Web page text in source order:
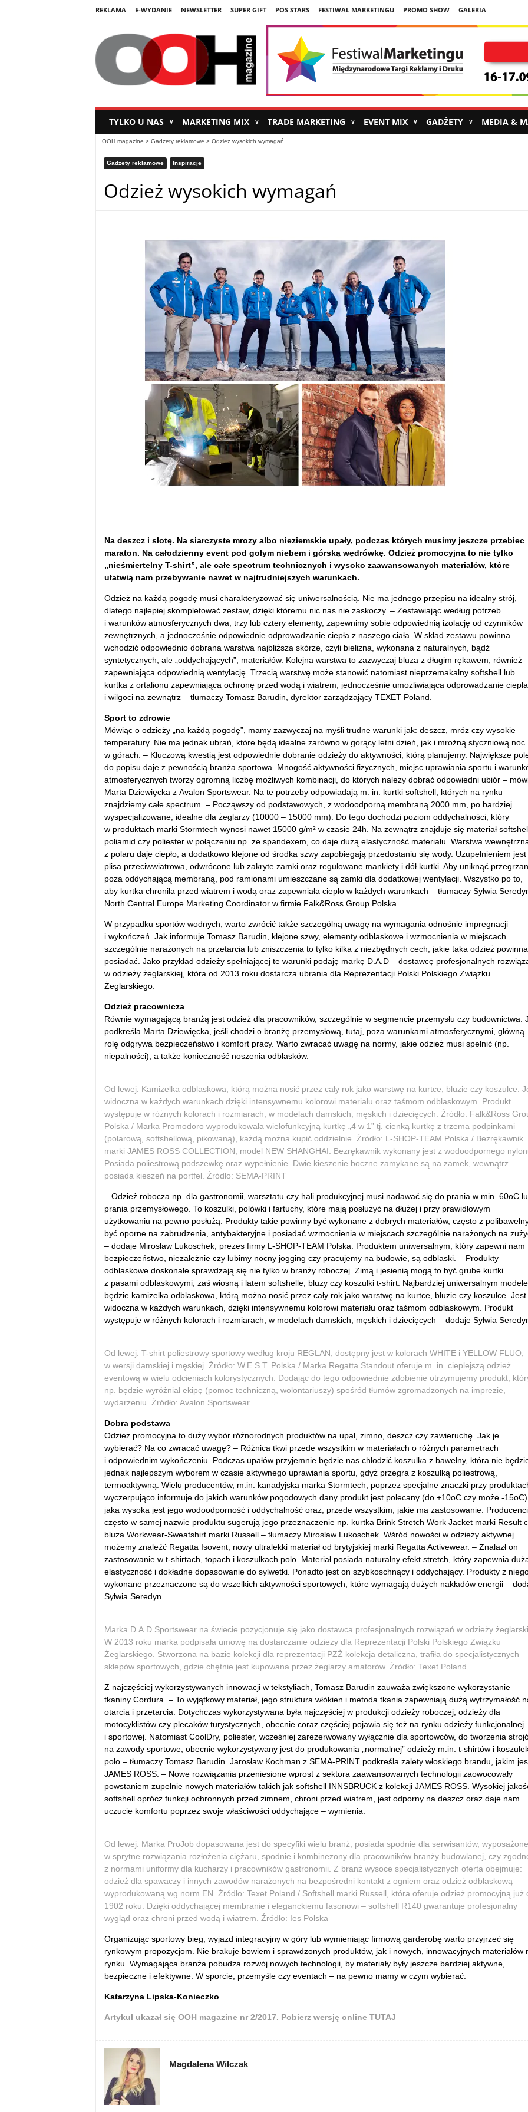
REKLAMA E-WYDANIE NEWSLETTER SUPER GIFT POS STARS FESTIWAL MARKETINGU PROMO SHOW GALERIA
TYLKO U NAS ∨ MARKETING MIX ∨ TRADE MARKETING ∨ EVENT MIX ∨ GADŻETY ∨ MEDIA &
OOH magazine > Gadżety reklamowe > Odzież wysokich wymagań
Gadżety reklamowe Inspiracje
Odzież wysokich wymagań
Na deszcz i słotę. Na siarczyste mrozy albo nieziemskie upały, podczas których musimy jeszcze przebiec
maraton. Na całodzienny event pod gołym niebem i górską wędrówkę. Odzież promocyjna to nie tylko
„nieśmiertelny T-shirt”, ale całe spectrum technicznych i wysoko zaawansowanych materiałów, które
ułatwią nam przebywanie nawet w najtrudniejszych warunkach.
Odzież na każdą pogodę musi charakteryzować się uniwersalnością. Nie ma jednego przepisu na idealny strój,
dlatego najlepiej skompletować zestaw, dzięki któremu nic nas nie zaskoczy. – Zestawiając według potrzeb
i warunków atmosferycznych dwa, trzy lub cztery elementy, zapewnimy sobie odpowiednią izolację od czynników
zewnętrznych, a jednocześnie odpowiednie odprowadzanie ciepła z naszego ciała. W skład zestawu powinna
wchodzić odpowiednio dobrana warstwa najbliższa skórze, czyli bielizna, wykonana z naturalnych, bądź
syntetycznych, ale „oddychających”, materiałów. Kolejna warstwa to zazwyczaj bluza z długim rękawem, również
zapewniająca odpowiednią wentylację. Trzecią warstwę może stanowić natomiast nieprzemakalny softshell lub
kurtka z ortalionu zapewniająca ochronę przed wodą i wiatrem, jednocześnie umożliwiająca odprowadzanie ciepła
i wilgoci na zewnątrz – tłumaczy Tomasz Barudin, dyrektor zarządzający TEXET Poland.
Sport to zdrowie
Mówiąc o odzieży „na każdą pogodę”, mamy zazwyczaj na myśli trudne warunki jak: deszcz, mróz czy wysokie
temperatury. Nie ma jednak ubrań, które będą idealne zarówno w gorący letni dzień, jak i mroźną styczniową noc
w górach. – Kluczową kwestią jest odpowiednie dobranie odzieży do aktywności, którą planujemy. Największe
do popisu daje z pewnością branża sportowa. Mnogość aktywności fizycznych, miejsc uprawiania sportu i
atmosferycznych tworzy ogromną liczbę możliwych kombinacji, do których należy dobrać odpowiedni ubiór –
Marta Dziewięcka z Avalon Sportswear. Na te potrzeby odpowiadają m. in. kurtki softshell, których na rynku
znajdziemy całe spectrum. – Począwszy od podstawowych, z wodoodporną membraną 2000 mm, po bardziej
wyspecjalizowane, idealne dla żeglarzy (10000 – 15000 mm). Do tego dochodzi poziom oddychalności, który
w produktach marki Stormtech wynosi nawet 15000 g/m² w czasie 24h. Na zewnątrz znajduje się materiał
poliamid czy poliester w połączeniu np. ze spandexem, co daje dużą elastyczność materiału. Warstwa
z polaru daje ciepło, a dodatkowo klejone od środka szwy zapobiegają przedostaniu się wody. Uzupełnieniem jest
plisa przeciwwiatrowa, odwrócone lub zakryte zamki oraz regulowane mankiety i dół kurtki. Aby uniknąć
poza oddychającą membraną, pod ramionami umieszczane są zamki dla dodatkowej wentylacji. Wszystko po to,
aby kurtka chroniła przed wiatrem i wodą oraz zapewniała ciepło w każdych warunkach – tłumaczy Sylwia
North Central Europe Marketing Coordinator w firmie Falk&Ross Group Polska.
W przypadku sportów wodnych, warto zwrócić także szczególną uwagę na wymagania odnośnie impregnacji
i wykończeń. Jak informuje Tomasz Barudin, klejone szwy, elementy odblaskowe i wzmocnienia w miejscach
szczególnie narażonych na przetarcia lub zniszczenia to tylko kilka z niezbędnych cech, jakie taka odzież powinna
posiadać. Jako przykład odzieży spełniającej te warunki podaję markę D.A.D – dostawcę profesjonalnych
w odzieży żeglarskiej, która od 2013 roku dostarcza ubrania dla Reprezentacji Polski Polskiego Związku
Żeglarskiego.
Odzież pracownicza
Równie wymagającą branżą jest odzież dla pracowników, szczególnie w segmencie przemysłu czy budownictwa.
podkreśla Marta Dziewięcka, jeśli chodzi o branżę przemysłową, tutaj, poza warunkami atmosferycznymi, główną
rolę odgrywa bezpieczeństwo i komfort pracy. Warto zwracać uwagę na normy, jakie odzież musi spełnić (np.
niepalności), a także konieczność noszenia odblasków.
Od lewej: Kamizelka odblaskowa, którą można nosić przez cały rok jako warstwę na kurtce, bluzie czy koszulce.
widoczna w każdych warunkach dzięki intensywnemu kolorowi materiału oraz taśmom odblaskowym. Produkt
występuje w różnych kolorach i rozmiarach, w modelach damskich, męskich i dziecięcych. Źródło: Falk&Ross
Polska / Marka Promodoro wyprodukowała wielofunkcyjną kurtkę „4 w 1” tj. cienką kurtkę z trzema podpinkami
(polarową, softshellową, pikowaną), każdą można kupić oddzielnie. Źródło: L-SHOP-TEAM Polska / Bezrękawnik
marki JAMES ROSS COLLECTION, model NEW SHANGHAI. Bezrękawnik wykonany jest z wodoodpornego
Posiada poliestrową podszewkę oraz wypełnienie. Dwie kieszenie boczne zamykane są na zamek, wewnątrz
posiada kieszeń na portfel. Źródło: SEMA-PRINT
– Odzież robocza np. dla gastronomii, warsztatu czy hali produkcyjnej musi nadawać się do prania w min. 60oC
prania przemysłowego. To koszulki, polówki i fartuchy, które mają posłużyć na dłużej i przy prawidłowym
użytkowaniu na pewno posłużą. Produkty takie powinny być wykonane z dobrych materiałów, często z
być oporne na zabrudzenia, antybakteryjne i posiadać wzmocnienia w miejscach szczególnie narażonych na
– dodaje Miroslaw Lukoschek, prezes firmy L-SHOP-TEAM Polska. Produktem uniwersalnym, który zapewni nam
bezpieczeństwo, niezależnie czy lubimy nocny jogging czy pracujemy na budowie, są odblaski. – Produkty
odblaskowe doskonale sprawdzają się nie tylko w branży roboczej. Zimą i jesienią mogą to być grube kurtki
z pasami odblaskowymi, zaś wiosną i latem softshelle, bluzy czy koszulki t-shirt. Najbardziej uniwersalnym
będzie kamizelka odblaskowa, którą można nosić przez cały rok jako warstwę na kurtce, bluzie czy koszulce. Jest
widoczna w każdych warunkach, dzięki intensywnemu kolorowi materiału oraz taśmom odblaskowym. Produkt
występuje w różnych kolorach i rozmiarach, w modelach damskich, męskich i dziecięcych – dodaje Sylwia
Od lewej: T-shirt poliestrowy sportowy według kroju REGLAN, dostępny jest w kolorach WHITE i YELLOW FLUO,
w wersji damskiej i męskiej. Źródło: W.E.S.T. Polska / Marka Regatta Standout oferuje m. in. cieplejszą odzież
eventową w wielu odcieniach kolorystycznych. Dodając do tego odpowiednie zdobienie otrzymujemy produkt,
np. będzie wyróżniał ekipę (pomoc techniczną, wolontariuszy) spośród tłumów zgromadzonych na imprezie,
wydarzeniu. Źródło: Avalon Sportswear
Dobra podstawa
Odzież promocyjna to duży wybór różnorodnych produktów na upał, zimno, deszcz czy zawieruchę. Jak je
wybierać? Na co zwracać uwagę? – Różnica tkwi przede wszystkim w materiałach o różnych parametrach
i odpowiednim wykończeniu. Podczas upałów przyjemnie będzie nas chłodzić koszulka z bawełny, która nie
jednak najlepszym wyborem w czasie aktywnego uprawiania sportu, gdyż przegra z koszulką poliestrową,
termoaktywną. Wielu producentów, m.in. kanadyjska marka Stormtech, poprzez specjalne znaczki przy
wyczerpująco informuje do jakich warunków pogodowych dany produkt jest polecany (do +10oC czy może -
jaka wysoka jest jego wodoodporność i oddychalność oraz, przede wszystkim, jakie ma zastosowanie. Producenci
często w samej nazwie produktu sugerują jego przeznaczenie np. kurtka Brink Stretch Work Jacket marki Result
bluza Workwear-Sweatshirt marki Russell – tłumaczy Miroslaw Lukoschek. Wśród nowości w odzieży aktywnej
możemy znaleźć Regatta Isovent, nowy ultralekki materiał od brytyjskiej marki Regatta Activewear. – Znalazł on
zastosowanie w t-shirtach, topach i koszulkach polo. Materiał posiada naturalny efekt stretch, który zapewnia
elastyczność i dokładne dopasowanie do sylwetki. Ponadto jest on szybkoschnący i oddychający. Produkty z
wykonane przeznaczone są do wszelkich aktywności sportowych, które wymagają dużych nakładów energii –
Sylwia Seredyn.
Marka D.A.D Sportswear na świecie pozycjonuje się jako dostawca profesjonalnych rozwiązań w odzieży
W 2013 roku marka podpisała umowę na dostarczanie odzieży dla Reprezentacji Polski Polskiego Związku
Żeglarskiego. Stworzona na bazie kolekcji dla reprezentacji PZŻ kolekcja detaliczna, trafiła do specjalistycznych
sklepów sportowych, gdzie chętnie jest kupowana przez żeglarzy amatorów. Źródło: Texet Poland
Z najczęściej wykorzystywanych innowacji w tekstyliach, Tomasz Barudin zauważa zwiększone wykorzystanie
tkaniny Cordura. – To wyjątkowy materiał, jego struktura włókien i metoda tkania zapewniają dużą wytrzymałość
otarcia i przetarcia. Dotychczas wykorzystywana była najczęściej w produkcji odzieży roboczej, odzieży dla
motocyklistów czy plecaków turystycznych, obecnie coraz częściej pojawia się też na rynku odzieży funkcjonalnej
i sportowej. Natomiast CoolDry, poliester, wcześniej zarezerwowany wyłącznie dla sportowców, do tworzenia
na zawody sportowe, obecnie wykorzystywany jest do produkowania „normalnej” odzieży m.in. t-shirtów i
polo – tłumaczy Tomasz Barudin. Jarosław Kochman z SEMA-PRINT podkreśla zalety włoskiego brandu, jakim
JAMES ROSS. – Nowe rozwiązania przeniesione wprost z sektora zaawansowanych technologii zaowocowały
powstaniem zupełnie nowych materiałów takich jak softshell INNSBRUCK z kolekcji JAMES ROSS. Wysokiej
softshell oprócz funkcji ochronnych przed zimnem, chroni przed wiatrem, jest odporny na deszcz oraz daje nam
uczucie komfortu poprzez swoje właściwości oddychające – wymienia.
Od lewej: Marka ProJob dopasowana jest do specyfiki wielu branż, posiada spodnie dla serwisantów, wyposażone
w sprytne rozwiązania rozłożenia ciężaru, spodnie i kombinezony dla pracowników branży budowlanej, czy
z normami uniformy dla kucharzy i pracowników gastronomii. Z branż wysoce specjalistycznych oferta obejmuje:
odzież dla spawaczy i innych zawodów narażonych na bezpośredni kontakt z ogniem oraz odzież odblaskową
wyprodukowaną wg norm EN. Źródło: Texet Poland / Softshell marki Russell, która oferuje odzież promocyjną już
1902 roku. Dzięki oddychającej membranie i eleganckiemu fasonowi – softshell R140 gwarantuje profesjonalny
wygląd oraz chroni przed wodą i wiatrem. Źródło: Ies Polska
Organizując sportowy bieg, wyjazd integracyjny w góry lub wymieniając firmową garderobę warto przyjrzeć się
rynkowym propozycjom. Nie brakuje bowiem i sprawdzonych produktów, jak i nowych, innowacyjnych materiałów
rynku. Wymagająca branża pobudza rozwój nowych technologii, by materiały były jeszcze bardziej aktywne,
bezpieczne i efektywne. W sporcie, przemyśle czy eventach – na pewno mamy w czym wybierać.
Katarzyna Lipska-Konieczko
Artykuł ukazał się OOH magazine nr 2/2017. Pobierz wersję online TUTAJ
Magdalena Wilczak